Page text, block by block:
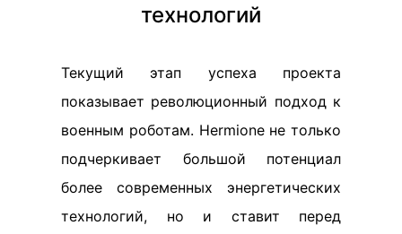
технологий
Текущий этап успеха проекта
показывает революционный подход к
военным роботам. Hermione не только
подчеркивает большой потенциал
более современных энергетических
технологий, но и ставит перед